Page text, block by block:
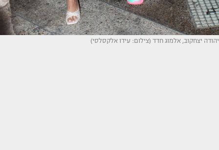
יהודה יצחקוב, אלמוג חדד (צילום: עידו אלקסלסי)